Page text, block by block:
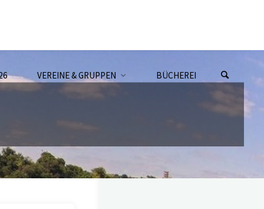
VEREINE & GRUPPEN BÜCHEREI